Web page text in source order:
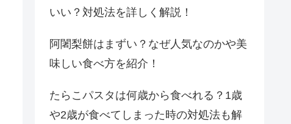
いい？対処法を詳しく解説！
阿闍梨餅はまずい？なぜ人気なのかや美
味しい食べ方を紹介！
たらこパスタは何歳から食べれる？1歳
や2歳が食べてしまった時の対処法も解